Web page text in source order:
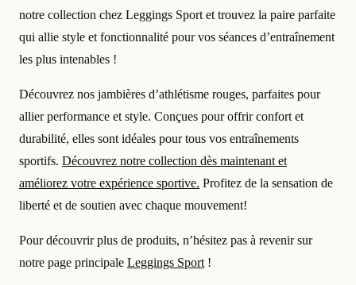
notre collection chez Leggings Sport et trouvez la paire parfaite
qui allie style et fonctionnalité pour vos séances d’entraînement
les plus intenables !
Découvrez nos jambières d’athlétisme rouges, parfaites pour
allier performance et style. Conçues pour offrir confort et
durabilité, elles sont idéales pour tous vos entraînements
sportifs. Découvrez notre collection dès maintenant et
améliorez votre expérience sportive. Profitez de la sensation de
liberté et de soutien avec chaque mouvement!
Pour découvrir plus de produits, n’hésitez pas à revenir sur
notre page principale Leggings Sport !